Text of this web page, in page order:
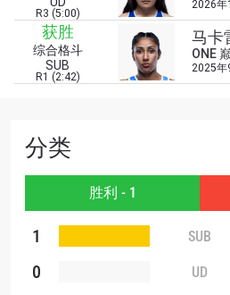
R3 (5:00)
2026年
获胜
综合格斗
SUB
R1 (2:42)
马卡
ONE
2025年
分类
胜利 - 1
1 SUB
0
UD
查看集锦
浏览了解更多
在任何地域观看ONE冠军赛，
解最新资讯、解锁特别福利以
场次的最佳座位！
提交此表格签署弹出免责声